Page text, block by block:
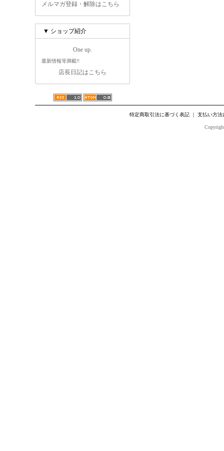
メルマガ登録・解除はこちら
▼ ショップ紹介
One up.
最新情報等満載!!
店長日記はこちら
特定商取引法に基づく表記｜ 支払い方法